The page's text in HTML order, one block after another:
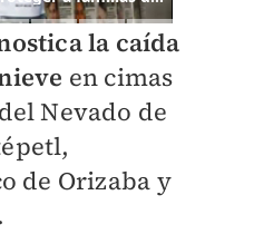
la caída
en cimas
Nevado de
de Orizaba y